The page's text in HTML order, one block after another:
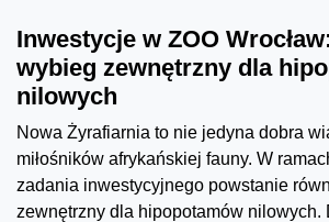
Inwestycje w ZOO
wybieg zewnętrzny dla
nilowych
Nowa Żyrafiarnia to nie jedyna dobra
miłośników afrykańskiej fauny. W
zadania inwestycyjnego powstanie
zewnętrzny dla hipopotamów nilowych.